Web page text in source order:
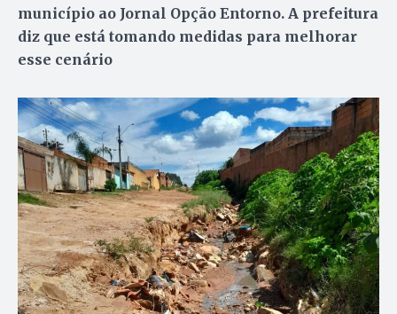
município ao Jornal Opção Entorno. A prefeitura
diz que está tomando medidas para melhorar
esse cenário